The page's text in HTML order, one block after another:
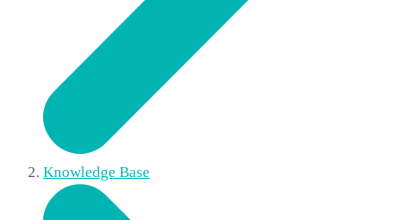
Knowledge Base